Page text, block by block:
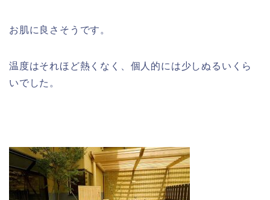
お肌に良さそうです。
温度はそれほど熱くなく、個人的には少しぬるいくら
いでした。